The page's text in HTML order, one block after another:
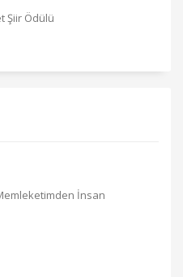
Şiir Ödülü
İnsan